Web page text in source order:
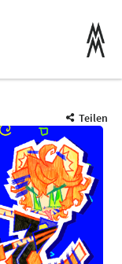
Teilen